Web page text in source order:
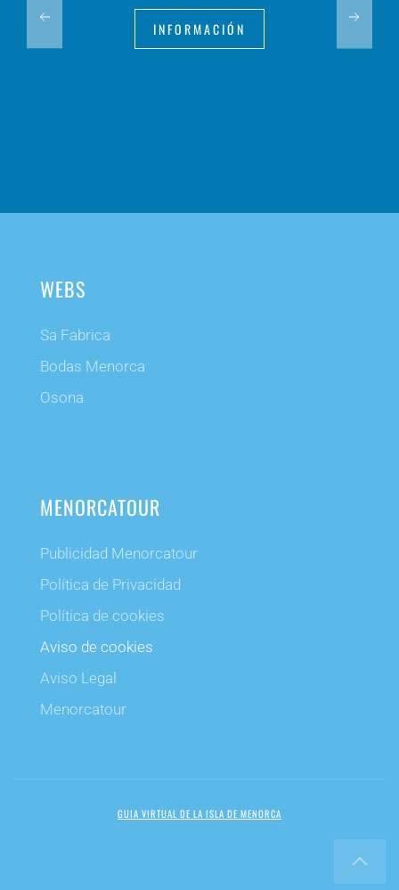
INFORMACIÓN
WEBS
Sa Fabrica
Bodas Menorca
Osona
MENORCATOUR
Publicidad Menorcatour
Política de Privacidad
Política de cookies
Aviso de cookies
Aviso Legal
Menorcatour
GUIA VIRTUAL DE LA ISLA DE MENORCA